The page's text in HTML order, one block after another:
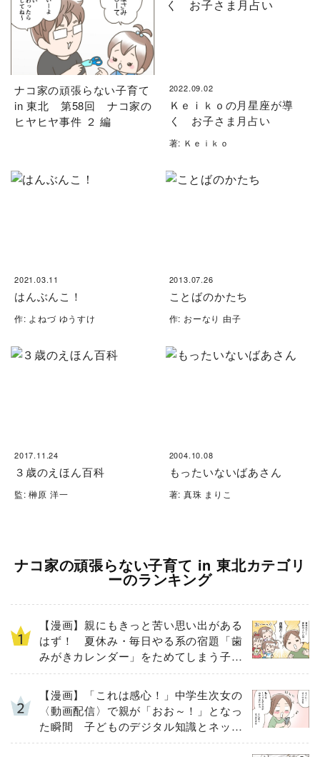
ナコ家の頑張らない子育て
in 東北 第58回 ナコ家の
ヒヤヒヤ事件 ２ 編
2022.09.02
Ｋｅｉｋｏの月星座が導
く お子さま月占い
著: Ｋｅｉｋｏ
2021.03.11
はんぶんこ！
作: よねづ ゆうすけ
2013.07.26
ことばのかたち
作: おーなり 由子
2017.11.24
３歳のえほん百科
監: 榊原 洋一
2004.10.08
もったいないばあさん
著: 真珠 まりこ
ナコ家の頑張らない子育て in 東北カテゴリ
ーのランキング
【漫画】親にもきっと苦い思い出がある
はず！ 夏休み・毎日やる系の宿題「歯
みがきカレンダー」をためてしまう子ど
もとその結末
【漫画】「これは感心！」中学生次女の
〈動画配信〉で親が「おお～！」となっ
た瞬間 子どものデジタル知識とネット
リテラシー教育の高さがスゴイ！